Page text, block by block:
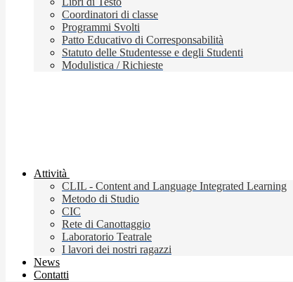
Coordinatori di classe
Programmi Svolti
Patto Educativo di Corresponsabilità
Statuto delle Studentesse e degli Studenti
Modulistica / Richieste
Attività
CLIL - Content and Language Integrated Learning
Metodo di Studio
CIC
Rete di Canottaggio
Laboratorio Teatrale
I lavori dei nostri ragazzi
News
Contatti